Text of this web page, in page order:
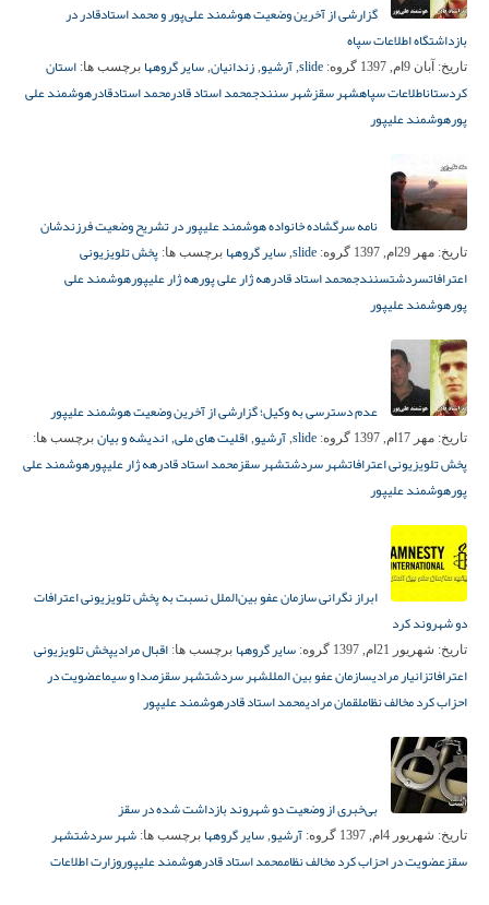
گزارشی از آخرین وضعیت هوشمند علی‌پور و محمد استادقادر در
بازداشتگاه اطلاعات سپاه
تاریخ: آبان 9ام, 1397 گروه: slide
, آرشیو, زندانیان, سایر گروهها برچسب ها: استان
کردستاناطلاعات سپاهشهر سقزشهر سنندجمحمد استاد قادرمحمد استادقادرهوشمند علی
پورهوشمند علیپور
نامه سرگشاده خانواده هوشمند علیپور در تشریح وضعیت فرزندشان
تاریخ: مهر 29ام, 1397 گروه: slide
, سایر گروهها برچسب ها: پخش تلویزیونی
اعترافاتسردشتسنندجمحمد استاد قادرهه ژار علی پورهه ژار علیپورهوشمند علی
پورهوشمند علیپور
عدم دسترسی به وکیل؛ گزارشی از آخرین وضعیت هوشمند علیپور
تاریخ: مهر 17ام, 1397 گروه: slide
, آرشیو, اقلیت های ملی, اندیشه و بیان برچسب ها:
پخش تلویزیونی اعترافاتشهر سردشتشهر سقزمحمد استاد قادرهه ژار علیپورهوشمند علی
پورهوشمند علیپور
ابراز نگرانی سازمان عفو بین‌الملل نسبت به پخش تلویزیونی اعترافات
دو شهروند کرد
تاریخ: شهریور 21ام, 1397 گروه: سایر گروهها برچسب ها: اقبال مرادیپخش تلویزیونی
اعترافاتزانیار مرادیسازمان عفو بین المللشهر سردشتشهر سقزصدا و سیماعضویت در
احزاب کرد مخالف نظاملقمان مرادیمحمد استاد قادرهوشمند علیپور
بی‌خبری از وضعیت دو شهروند بازداشت شده در سقز
تاریخ: شهریور 4ام, 1397 گروه: آرشیو, سایر گروهها برچسب ها: شهر سردشتشهر
سقزعضویت در احزاب کرد مخالف نظاممحمد استاد قادرهوشمند علیپوروزارت اطلاعات